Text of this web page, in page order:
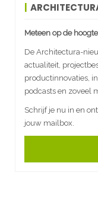
Meteen op de
De Architectura-
actualiteit,
productinnovaties,
podcasts en zoveel
Schrijf je nu in en
jouw mailbox.